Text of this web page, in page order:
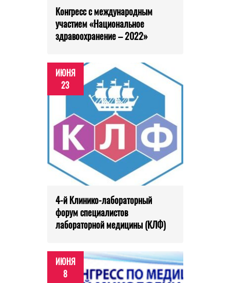
Конгресс с международным
участием «Национальное
здравоохранение – 2022»
ИЮНЯ
23
4-й Клинико-лабораторный
форум специалистов
лабораторной медицины (КЛФ)
ИЮНЯ
8